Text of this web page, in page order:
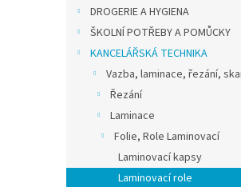
DROGERIE A HYGIENA
ŠKOLNÍ POTŘEBY A POMŮCKY
KANCELÁŘSKÁ TECHNIKA
Vazba, laminace, řezání,
Řezání
Laminace
Folie, Role Laminovací
Laminovací kapsy
Laminovací role